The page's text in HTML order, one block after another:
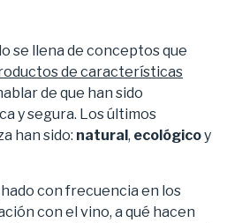
se llena de conceptos que
de características
de que han sido
y segura. Los últimos
han sido: natural , ecológicoy
con frecuencia en los
con el vino, a qué hacen